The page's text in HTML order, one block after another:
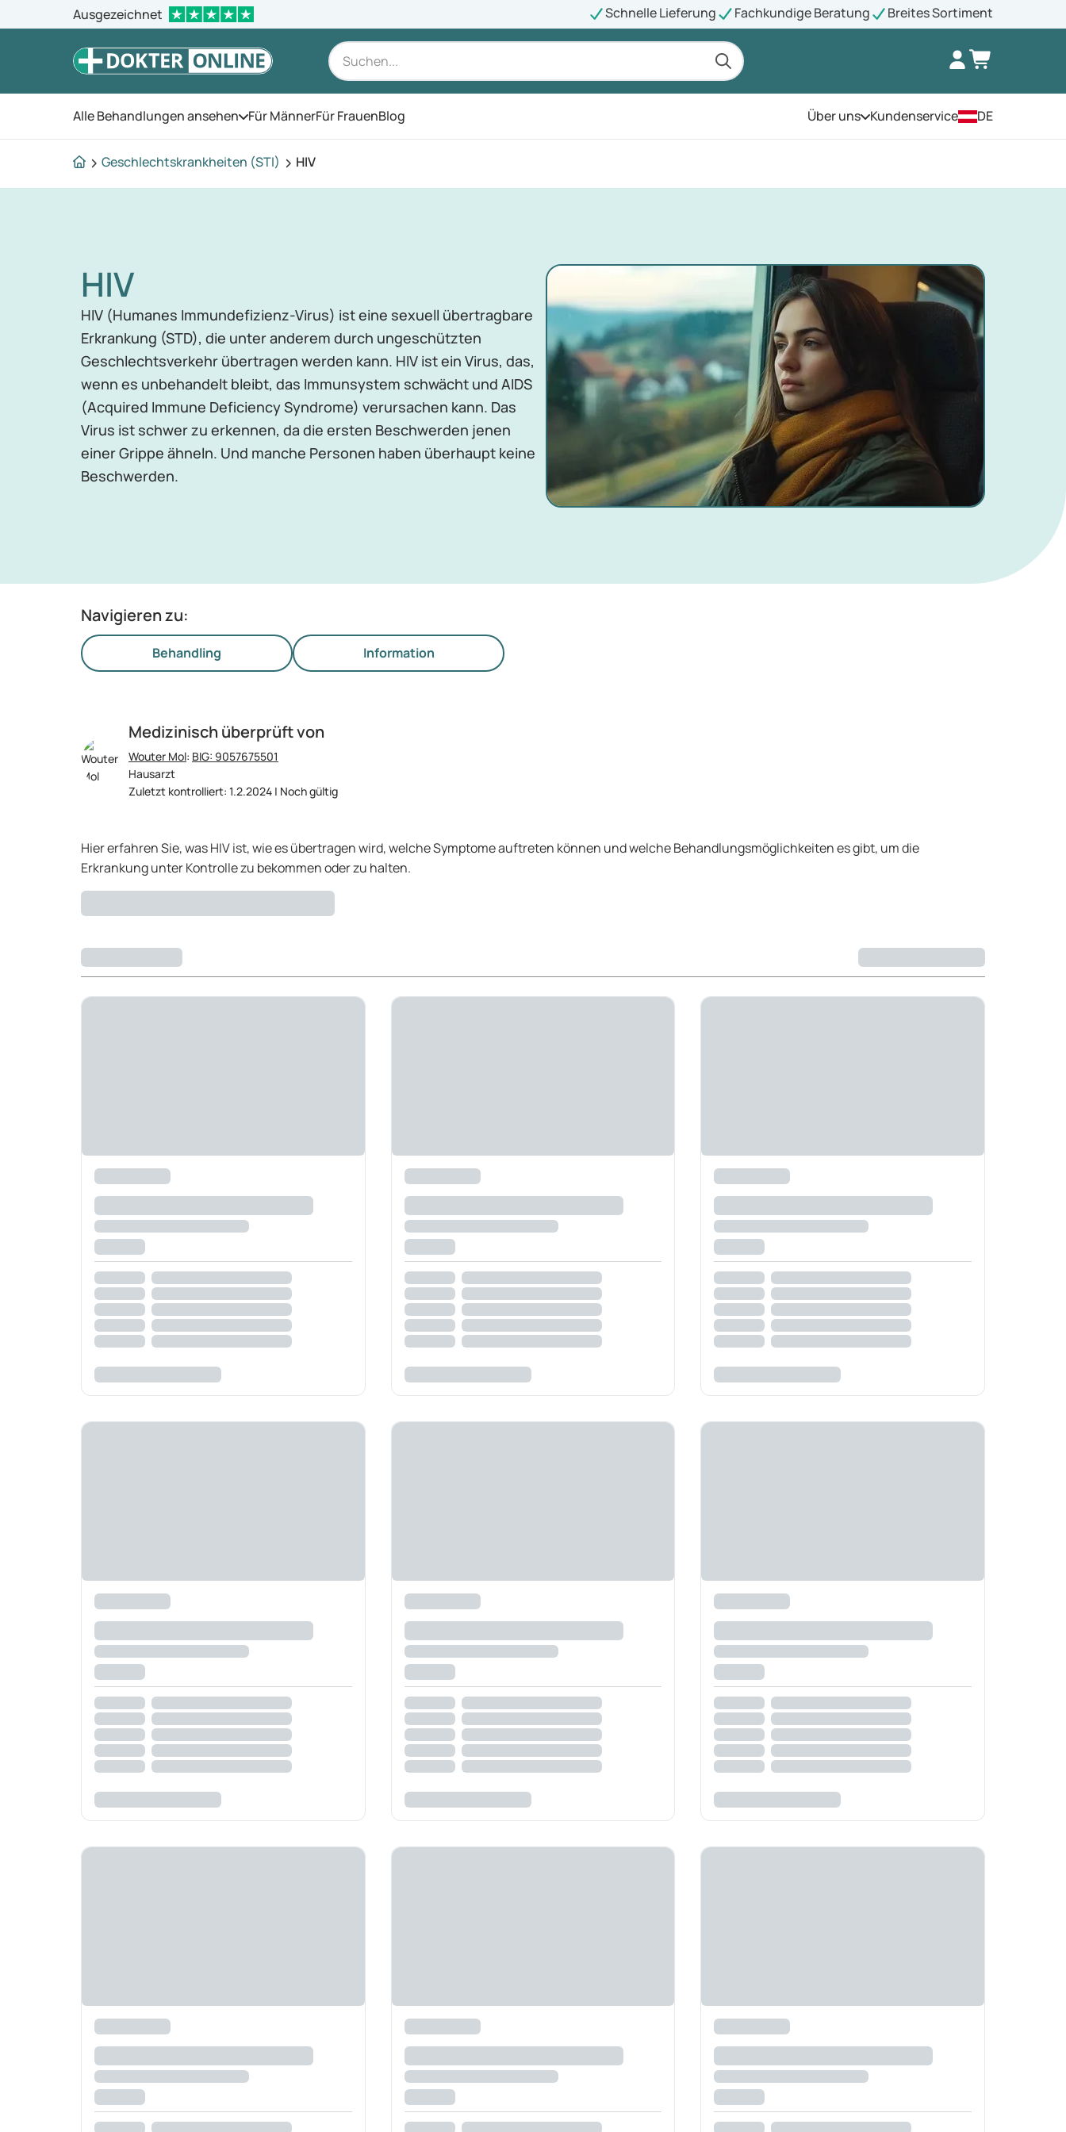
Ausgezeichnet Schnelle Lieferung Fachkundige Beratung Breites Sortiment
Alle Behandlungen ansehen Öffnen Sie das Menü
Für MännerFür FrauenBlog Über unsÖffnen Sie das Menü
Kundenservice DE
Geschlechtskrankheiten (STI) HIV
HIV
HIV (Humanes Immundefizienz-Virus) ist eine sexuell übertragbare
Erkrankung (STD), die unter anderem durch ungeschützten
Geschlechtsverkehr übertragen werden kann. HIV ist ein Virus, das,
wenn es unbehandelt bleibt, das Immunsystem schwächt und AIDS
(Acquired Immune Deficiency Syndrome) verursachen kann. Das
Virus ist schwer zu erkennen, da die ersten Beschwerden jenen
einer Grippe ähneln. Und manche Personen haben überhaupt keine
Beschwerden.
Navigieren zu:
Behandling Information
Medizinisch überprüft von
Wouter Mol: BIG: 9057675501
Hausarzt
Zuletzt kontrolliert: 1.2.2024 | Noch gültig
Hier erfahren Sie, was HIV ist, wie es übertragen wird, welche Symptome auftreten können und welche Behandlungsmöglichkeiten es gibt, um die
Erkrankung unter Kontrolle zu bekommen oder zu halten.